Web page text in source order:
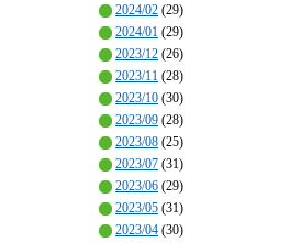
2024/02 (29)
2024/01 (29)
2023/12 (26)
2023/11 (28)
2023/10 (30)
2023/09 (28)
2023/08 (25)
2023/07 (31)
2023/06 (29)
2023/05 (31)
2023/04 (30)